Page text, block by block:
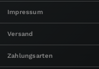
Impressum
Versand
Zahlungsarten